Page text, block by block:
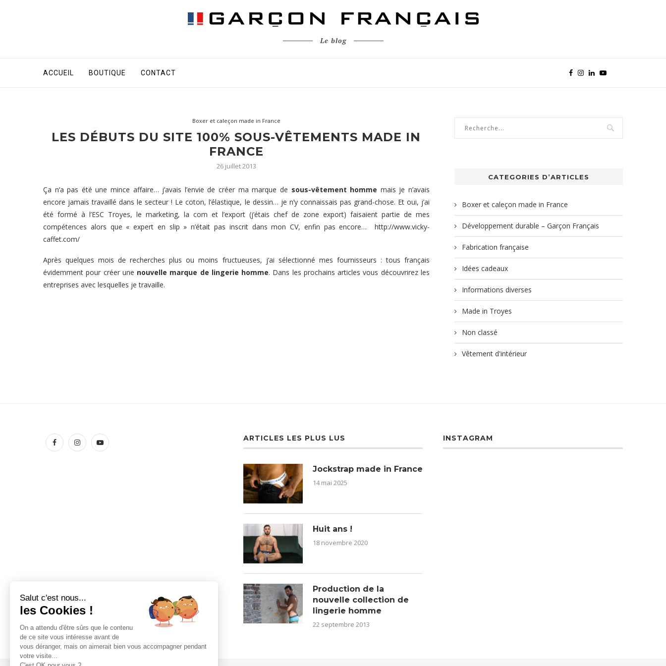
Le blog
ACCUEIL BOUTIQUE CONTACT
Boxer et caleçon made in France
LES DÉBUTS DU SITE 100% SOUS-VÊTEMENTS MADE IN
FRANCE
26 juillet 2013
Ça n’a pas été une mince affaire… j’avais l’envie de créer ma marque de sous-vêtement homme mais je n’avais
encore jamais travaillé dans le secteur ! Le coton, l’élastique, le dessin… je n’y connaissais pas grand-chose. Et oui, j’ai
été formé à l’ESC Troyes, le marketing, la com et l’export (j’étais chef de zone export) faisaient partie de mes
compétences alors que « expert en slip » n’était pas inscrit dans mon CV, enfin pas encore… http://www.vicky-
caffet.com/
Après quelques mois de recherches plus ou moins fructueuses, j’ai sélectionné mes fournisseurs : tous français
évidemment pour créer une nouvelle marque de lingerie homme. Dans les prochains articles vous découvrirez les
entreprises avec lesquelles je travaille.
CATEGORIES D’ARTICLES
Boxer et caleçon made in France
Développement durable – Garçon Français
Fabrication française
Idées cadeaux
Informations diverses
Made in Troyes
Non classé
Vêtement d'intérieur
ARTICLES LES PLUS LUS
Jockstrap made in France
14 mai 2025
Huit ans !
18 novembre 2020
Production de la
nouvelle collection de
lingerie homme
22 septembre 2013
INSTAGRAM
Salut c'est nous...
les Cookies !
On a attendu d'être sûrs que le contenu
de ce site vous intéresse avant de
vous déranger, mais on aimerait bien vous accompagner pendant
votre visite...